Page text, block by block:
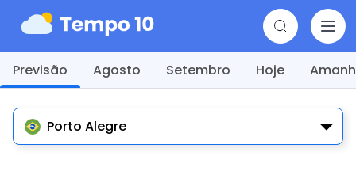
Previsão Agosto Setembro Hoje
Porto Alegre